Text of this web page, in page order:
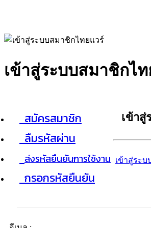
เข้าสู่ระบบสมาชิกไ
สมัครสมาชิก
ลืมรหัสผ่าน
ส่งรหัสยืนยันการใช้งาน
กรอกรหัสยืนยัน
เข้าสู่
เข้าสู่ระบ